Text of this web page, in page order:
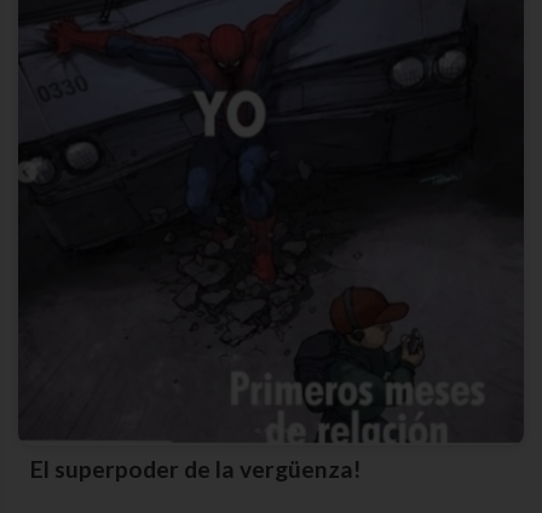
El superpoder de la vergüenza!